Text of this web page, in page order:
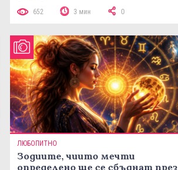
652 3 мин 0
ЛЮБОПИТНО
Зодиите, чиито мечти
определено ще се сбъднат през